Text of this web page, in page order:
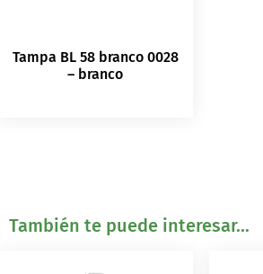
Tampa BL 58 branco 0028
– branco
También te puede interesar...